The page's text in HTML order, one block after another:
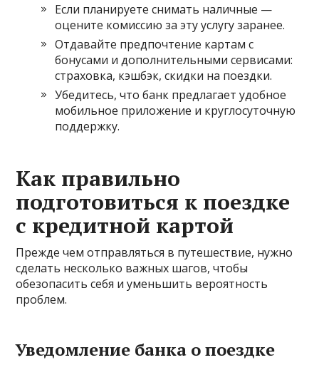
Если планируете снимать наличные —
оцените комиссию за эту услугу заранее.
Отдавайте предпочтение картам с
бонусами и дополнительными сервисами:
страховка, кэшбэк, скидки на поездки.
Убедитесь, что банк предлагает удобное
мобильное приложение и круглосуточную
поддержку.
Как правильно
подготовиться к поездке
с кредитной картой
Прежде чем отправляться в путешествие, нужно
сделать несколько важных шагов, чтобы
обезопасить себя и уменьшить вероятность
проблем.
Уведомление банка о поездке